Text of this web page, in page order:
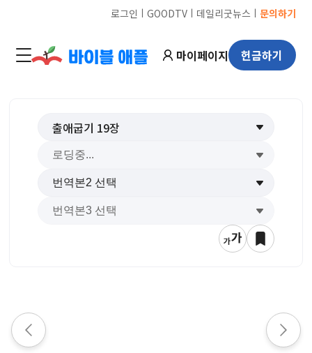
로그인 ㅣ GOODTVㅣ 데일리굿뉴스 ㅣ 문의하기
마이페이지 헌금하기
출애굽기 19장